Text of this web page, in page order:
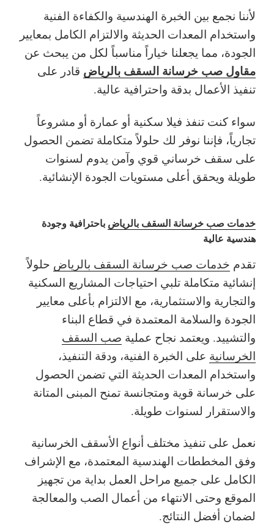
لأننا نجمع بين الخبرة الهندسية والكفاءة الفنية
واستخدام المعدات الحديثة والالتزام الكامل بمعايير
الجودة، مما يجعلنا خياراً مناسباً لكل من يبحث عن
مقاول صب خرسانة السقف بالرياض قادر على
تنفيذ الأعمال بدقة واحترافية عالية.
سواء كنت تنفذ فيلا سكنية أو عمارة أو مشروعاً
تجارياً، فإننا نوفر لك حلولاً متكاملة تضمن الحصول
على سقف خرساني قوي وآمن يدوم لسنوات
طويلة ويحقق أعلى مستويات الجودة الإنشائية.
خدمات صب خرسانة السقف بالرياض باحترافية وجودة
هندسية عالية
تقدم خدمات صب خرسانة السقف بالرياض حلولاً
إنشائية متكاملة تلبي احتياجات المشاريع السكنية
والتجارية والاستثمارية، مع الالتزام بأعلى معايير
الجودة والسلامة المعتمدة في قطاع البناء
والتشييد. ويعتمد نجاح عملية صب السقف
الخرسانية على الخبرة الفنية، ودقة التنفيذ،
واستخدام المعدات الحديثة التي تضمن الحصول
على خرسانة قوية ومتجانسة تمنح المبنى المتانة
والاستقرار لسنوات طويلة.
نعمل على تنفيذ مختلف أنواع الأسقف الخرسانية
وفق المخططات الهندسية المعتمدة، مع الإشراف
الكامل على جميع مراحل العمل بداية من تجهيز
الموقع وحتى الانتهاء من أعمال الصب والمعالجة
لضمان أفضل النتائج.